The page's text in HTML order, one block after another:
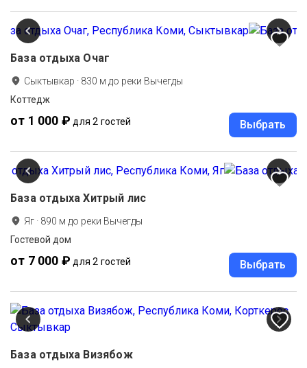
База отдыха Очаг
Сыктывкар · 830 м до реки Вычегды
Коттедж
от 1 000 ₽ для 2 гостей Выбрать
База отдыха Хитрый лис
Яг · 890 м до реки Вычегды
Гостевой дом
от 7 000 ₽ для 2 гостей Выбрать
База отдыха Визябож